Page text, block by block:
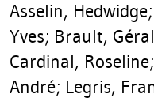
Asselin, Hedwidge
Yves; Brault,
Cardinal, Roseline
André; Legris,